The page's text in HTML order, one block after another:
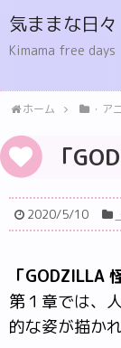
気ままな日々
Kimama free days
ホーム ・ア
「
2020/5/10
「GODZILLA
第１章では、
的な姿が描か